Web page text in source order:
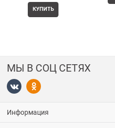
КУПИТЬ
МЫ В СОЦ СЕТЯХ
Информация